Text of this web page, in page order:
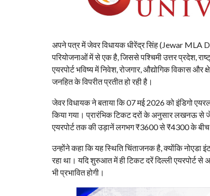
अपने पत्र में जेवर विधायक धीरेंद्र सिंह (Jewar MLA
परियोजनाओं में से एक है, जिससे पश्चिमी उत्तर प्रदेश,
एयरपोर्ट भविष्य में निवेश, रोजगार, औद्योगिक विकास
जनहित के विपरीत प्रतीत हो रही है।
जेवर विधायक ने बताया कि 07 मई 2026 को इंडिगो
किया गया। प्रारंभिक टिकट दरों के अनुसार लखनऊ से
एयरपोर्ट तक की उड़ानें लगभग ₹3600 से ₹4300 के
उन्होंने कहा कि यह स्थिति चिंताजनक है, क्योंकि
रहा था। यदि शुरुआत में ही टिकट दरें दिल्ली एयरपोर्ट से
भी प्रभावित होगी।